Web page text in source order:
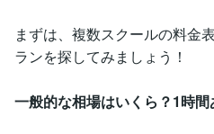
まずは、複数スクールの料金
ランを探してみましょう！
一般的な相場はいくら？1時